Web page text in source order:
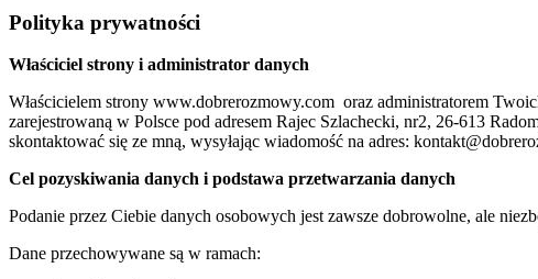
Polityka prywatności
Właściciel strony i administrator danych
Właścicielem strony www.dobrerozmowy.com oraz administratorem
zarejestrowaną w Polsce pod adresem Rajec Szlachecki, nr2, 26-613
skontaktować się ze mną, wysyłając wiadomość na adres:
Cel pozyskiwania danych i podstawa przetwarzania danych
Podanie przez Ciebie danych osobowych jest zawsze dobrowolne, ale
Dane przechowywane są w ramach: